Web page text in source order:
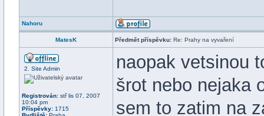
Nahoru
MatesK Předmět příspěvku: Re: Prahy na vyvaření
2. Site Admin
Registrován: stř lis 07, 2007
10:04 pm
Příspěvky: 1715
naopak vetsinou
šrot nebo nejaka
sem to zatim na